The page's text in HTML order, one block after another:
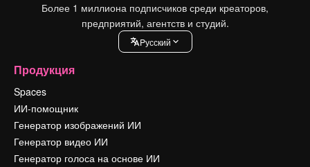
Более 1 миллиона подписчиков среди креаторов,
предприятий, агентств и студий.
Pусский
Продукция
Spaces
ИИ-помощник
Генератор изображений ИИ
Генератор видео ИИ
Генератор голоса на основе ИИ